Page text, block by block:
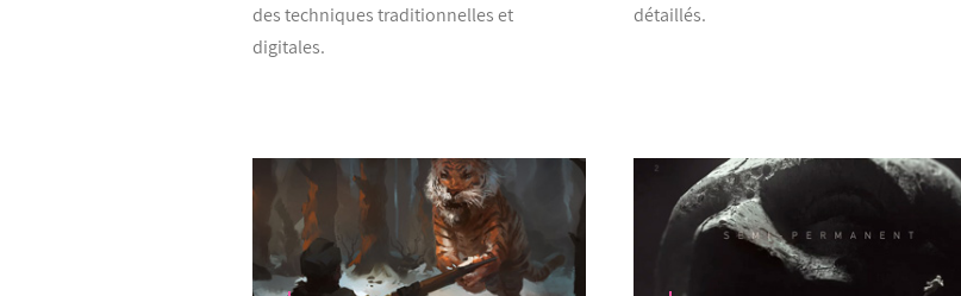
des techniques traditionnelles et
digitales.
détaillés.